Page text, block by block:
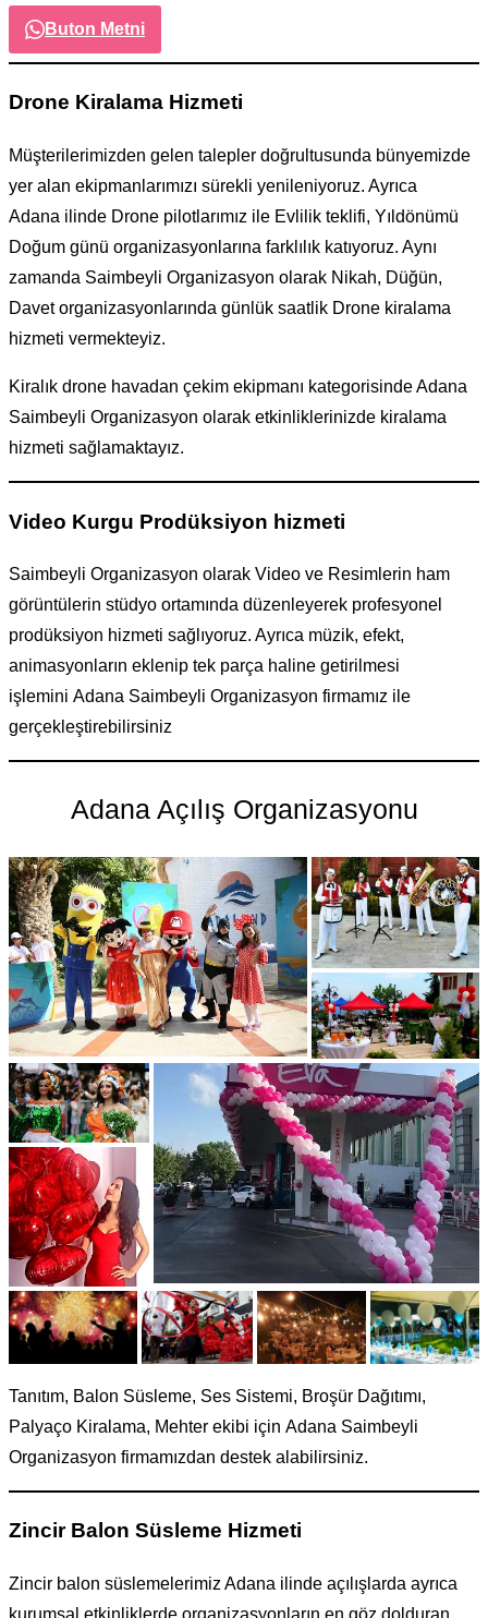
Buton Metni
Drone Kiralama Hizmeti
Müşterilerimizden gelen talepler doğrultusunda bünyemizde
yer alan ekipmanlarımızı sürekli yenileniyoruz. Ayrıca
Adana ilinde Drone pilotlarımız ile Evlilik teklifi, Yıldönümü
Doğum günü organizasyonlarına farklılık katıyoruz. Aynı
zamanda Saimbeyli Organizasyon olarak Nikah, Düğün,
Davet organizasyonlarında günlük saatlik Drone kiralama
hizmeti vermekteyiz.
Kiralık drone havadan çekim ekipmanı kategorisinde Adana
Saimbeyli Organizasyon olarak etkinliklerinizde kiralama
hizmeti sağlamaktayız.
Video Kurgu Prodüksiyon hizmeti
Saimbeyli Organizasyon olarak Video ve Resimlerin ham
görüntülerin stüdyo ortamında düzenleyerek profesyonel
prodüksiyon hizmeti sağlıyoruz. Ayrıca müzik, efekt,
animasyonların eklenip tek parça haline getirilmesi
işlemini Adana Saimbeyli Organizasyon firmamız ile
gerçekleştirebilirsiniz
Adana Açılış Organizasyonu
Tanıtım, Balon Süsleme, Ses Sistemi, Broşür Dağıtımı,
Palyaço Kiralama, Mehter ekibi için Adana Saimbeyli
Organizasyon firmamızdan destek alabilirsiniz.
Zincir Balon Süsleme Hizmeti
Zincir balon süslemelerimiz Adana ilinde açılışlarda ayrıca
kurumsal etkinliklerde organizasyonların en göz dolduran